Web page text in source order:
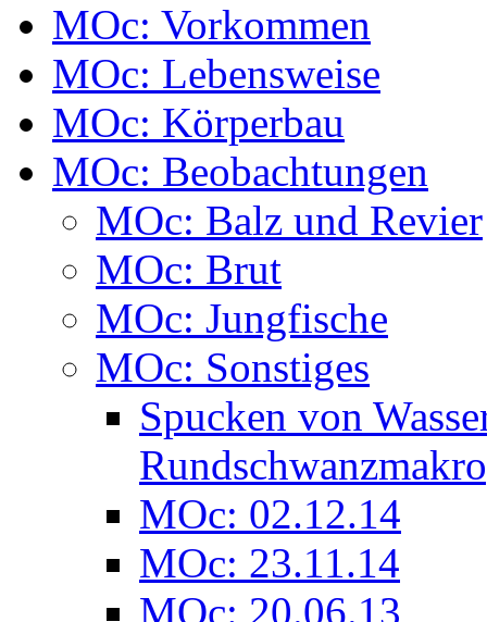
MOc: Vorkommen
MOc: Lebensweise
MOc: Körperbau
MOc: Beobachtungen
MOc: Balz und Revier
MOc: Brut
MOc: Jungfische
MOc: Sonstiges
Spucken von
MOc: 02.12.14
MOc: 23.11.14
MOc: 20.06.13